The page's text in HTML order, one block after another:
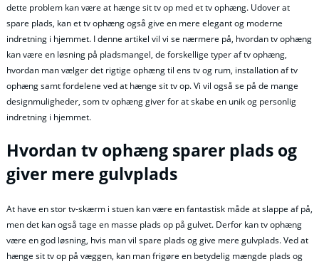
dette problem kan være at hænge sit tv op med et tv ophæng. Udover at
spare plads, kan et tv ophæng også give en mere elegant og moderne
indretning i hjemmet. I denne artikel vil vi se nærmere på, hvordan tv ophæng
kan være en løsning på pladsmangel, de forskellige typer af tv ophæng,
hvordan man vælger det rigtige ophæng til ens tv og rum, installation af tv
ophæng samt fordelene ved at hænge sit tv op. Vi vil også se på de mange
designmuligheder, som tv ophæng giver for at skabe en unik og personlig
indretning i hjemmet.
Hvordan tv ophæng sparer plads og
giver mere gulvplads
At have en stor tv-skærm i stuen kan være en fantastisk måde at slappe af på,
men det kan også tage en masse plads op på gulvet. Derfor kan tv ophæng
være en god løsning, hvis man vil spare plads og give mere gulvplads. Ved at
hænge sit tv op på væggen, kan man frigøre en betydelig mængde plads og